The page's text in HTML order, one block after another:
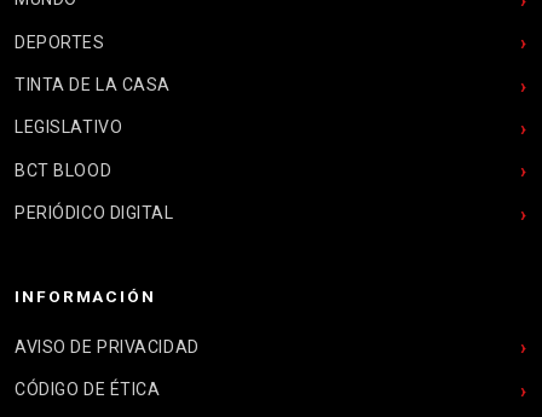
DEPORTES
TINTA DE LA CASA
LEGISLATIVO
BCT BLOOD
PERIÓDICO DIGITAL
INFORMACIÓN
AVISO DE PRIVACIDAD
CÓDIGO DE ÉTICA